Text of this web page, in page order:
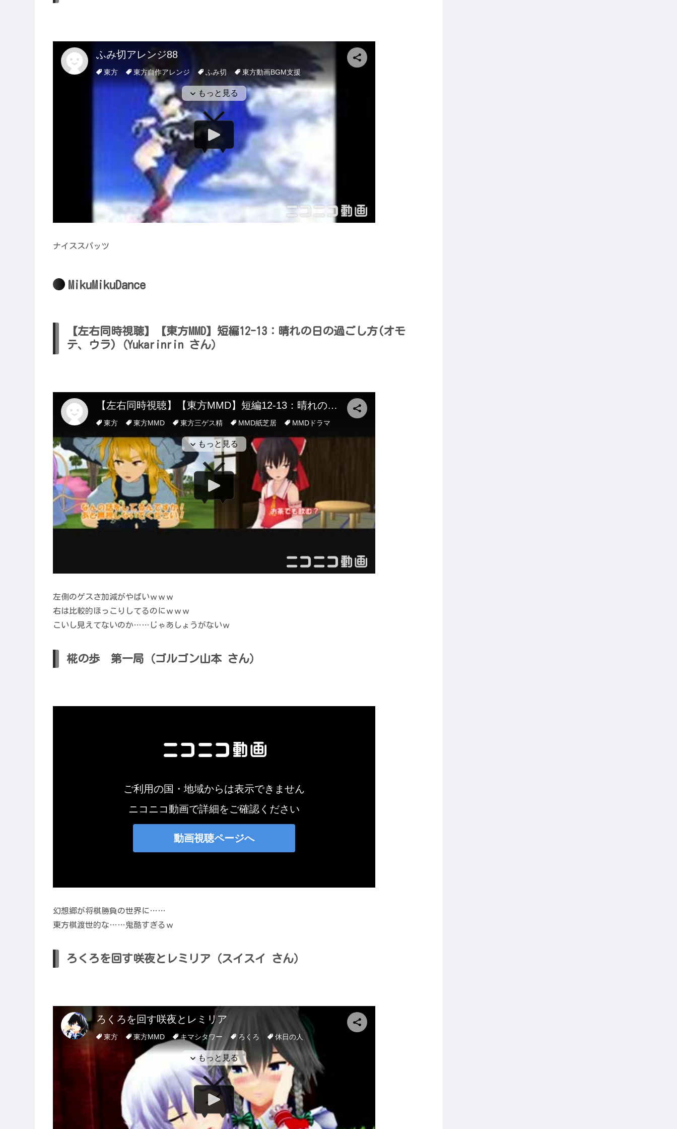
ナイススパッツ
MikuMikuDance
【左右同時視聴】【東方MMD】短編12-13：晴れの日の過ごし方(オモ
テ、ウラ)（Yukarinrin さん）
左側のゲスさ加減がやばいｗｗｗ
右は比較的ほっこりしてるのにｗｗｗ
こいし見えてないのか……じゃあしょうがないｗ
椛の歩 第一局（ゴルゴン山本 さん）
幻想郷が将棋勝負の世界に……
東方棋渡世的な……鬼酷すぎるｗ
ろくろを回す咲夜とレミリア（スイスイ さん）